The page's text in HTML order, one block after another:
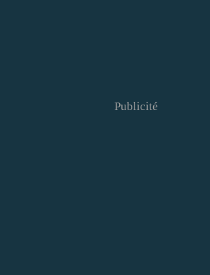
Publicité